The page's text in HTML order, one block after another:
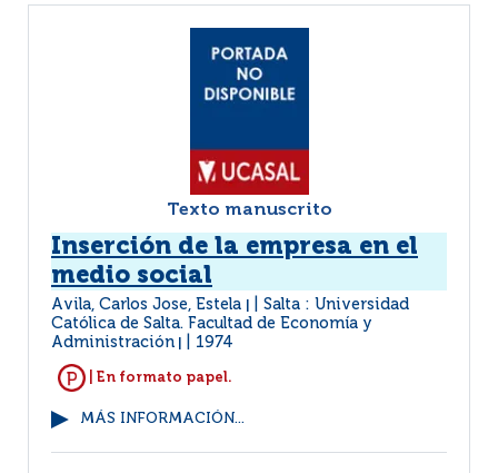
Texto manuscrito
Inserción de la empresa en el
medio social
Avila, Carlos Jose, Estela
Salta : Universidad
Católica de Salta. Facultad de Economía y
Administración
1974
| En formato papel.
MÁS INFORMACIÓN...